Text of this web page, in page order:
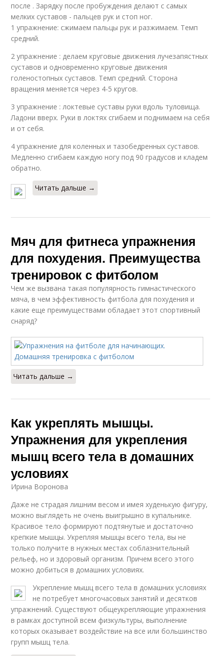
после . Зарядку после пробуждения делают с самых
мелких суставов - пальцев рук и стоп ног.
1 упражнение: сжимаем пальцы рук и разжимаем. Темп
средний.
2 упражнение : делаем круговые движения лучезапястных
суставов и одновременно круговые движения
голеностопных суставов. Темп средний. Сторона
вращения меняется через 4-5 кругов.
3 упражнение : локтевые суставы руки вдоль туловища.
Ладони вверх. Руки в локтях сгибаем и поднимаем на себя
и от себя.
4 упражнение для коленных и тазобедренных суставов.
Медленно сгибаем каждую ногу под 90 градусов и кладем
обратно.
Читать дальше →
Мяч для фитнеса упражнения
для похудения. Преимущества
тренировок с фитболом
Чем же вызвана такая популярность гимнастического
мяча, в чем эффективность фитбола для похудения и
какие еще преимуществами обладает этот спортивный
снаряд?
Читать дальше →
Как укреплять мышцы.
Упражнения для укрепления
мышц всего тела в домашних
условиях
Ирина Воронова
Даже не страдая лишним весом и имея худенькую фигуру,
можно выглядеть не очень выигрышно в купальнике.
Красивое тело формируют подтянутые и достаточно
крепкие мышцы. Укрепляя мышцы всего тела, вы не
только получите в нужных местах соблазнительный
рельеф, но и здоровый организм. Причем всего этого
можно добиться в домашних условиях.
Укрепление мышц всего тела в домашних условиях
не потребует многочасовых занятий и десятков
упражнений. Существуют общеукрепляющие упражнения
в рамках доступной всем физкультуры, выполнение
которых оказывает воздействие на все или большинство
групп мышц тела.